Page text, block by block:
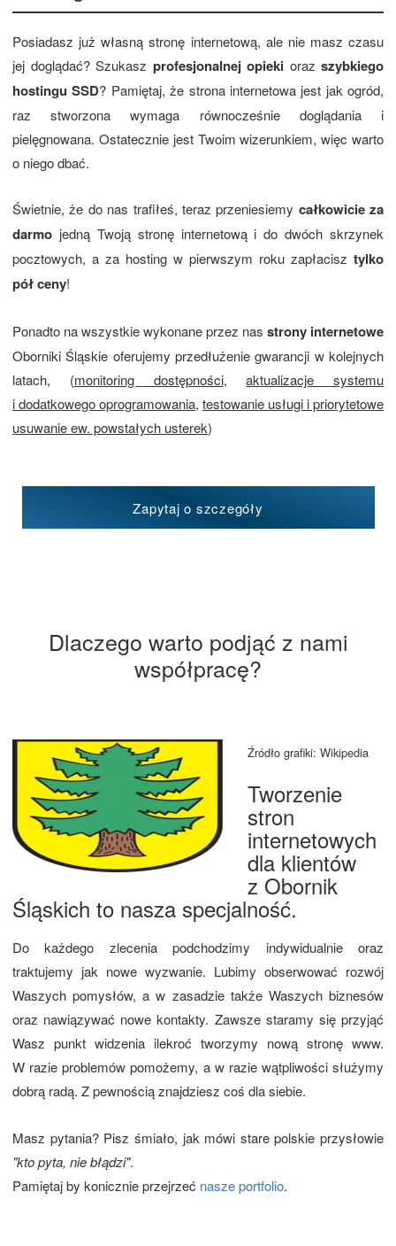
Posiadasz już własną stronę internetową, ale nie masz czasu
jej doglądać? Szukasz profesjonalnej opieki oraz szybkiego
hostingu SSD? Pamiętaj, że strona internetowa jest jak ogród,
raz stworzona wymaga równocześnie doglądania i
pielęgnowana. Ostatecznie jest Twoim wizerunkiem, więc warto
o niego dbać.
Świetnie, że do nas trafiłeś, teraz przeniesiemy całkowicie za
darmo jedną Twoją stronę internetową i do dwóch skrzynek
pocztowych, a za hosting w pierwszym roku zapłacisz tylko
pół ceny!
Ponadto na wszystkie wykonane przez nas strony internetowe
Oborniki Śląskie oferujemy przedłużenie gwarancji w kolejnych
latach, (monitoring dostępności,aktualizacje systemu
i dodatkowego oprogramowania, testowanie usługi i priorytetowe
usuwanie ew. powstałych usterek)
Zapytaj o szczegóły
Dlaczego warto podjąć z nami
współpracę?
Źródło grafiki: Wikipedia
Tworzenie
stron
internetowych
dla klientów
z Obornik
Śląskich to nasza specjalność.
Do każdego zlecenia podchodzimy indywidualnie oraz
traktujemy jak nowe wyzwanie. Lubimy obserwować rozwój
Waszych pomysłów, a w zasadzie także Waszych biznesów
oraz nawiązywać nowe kontakty. Zawsze staramy się przyjąć
Wasz punkt widzenia ilekroć tworzymy nową stronę www.
W razie problemów pomożemy, a w razie wątpliwości służymy
dobrą radą. Z pewnością znajdziesz coś dla siebie.
Masz pytania? Pisz śmiało, jak mówi stare polskie przysłowie
"kto pyta, nie błądzi".
Pamiętaj by konicznie przejrzeć nasze portfolio.